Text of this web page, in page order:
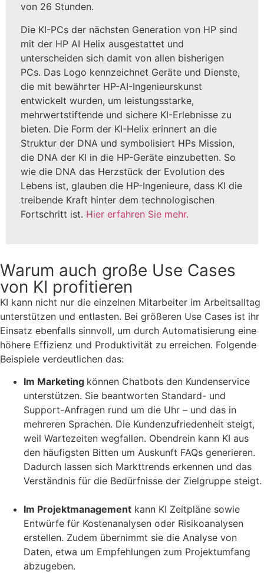
von 26 Stunden.
Die KI-PCs der nächsten Generation von HP sind
mit der HP AI Helix ausgestattet und
unterscheiden sich damit von allen bisherigen
PCs. Das Logo kennzeichnet Geräte und Dienste,
die mit bewährter HP-AI-Ingenieurskunst
entwickelt wurden, um leistungsstarke,
mehrwertstiftende und sichere KI-Erlebnisse zu
bieten. Die Form der KI-Helix erinnert an die
Struktur der DNA und symbolisiert HPs Mission,
die DNA der KI in die HP-Geräte einzubetten. So
wie die DNA das Herzstück der Evolution des
Lebens ist, glauben die HP-Ingenieure, dass KI die
treibende Kraft hinter dem technologischen
Fortschritt ist. Hier erfahren Sie mehr.
Warum auch große Use Cases
von KI profitieren
KI kann nicht nur die einzelnen Mitarbeiter im Arbeitsalltag
unterstützen und entlasten. Bei größeren Use Cases ist ihr
Einsatz ebenfalls sinnvoll, um durch Automatisierung eine
höhere Effizienz und Produktivität zu erreichen. Folgende
Beispiele verdeutlichen das:
Im Marketing können Chatbots den Kundenservice
unterstützen. Sie beantworten Standard- und
Support-Anfragen rund um die Uhr – und das in
mehreren Sprachen. Die Kundenzufriedenheit steigt,
weil Wartezeiten wegfallen. Obendrein kann KI aus
den häufigsten Bitten um Auskunft FAQs generieren.
Dadurch lassen sich Markttrends erkennen und das
Verständnis für die Bedürfnisse der Zielgruppe steigt.
Im Projektmanagement kann KI Zeitpläne sowie
Entwürfe für Kostenanalysen oder Risikoanalysen
erstellen. Zudem übernimmt sie die Analyse von
Daten, etwa um Empfehlungen zum Projektumfang
abzugeben.